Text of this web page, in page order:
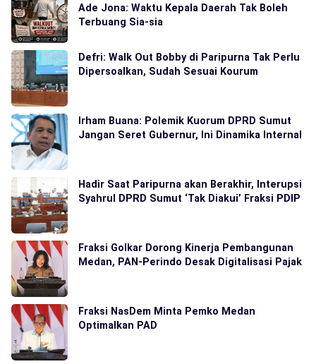
Ade Jona: Waktu Kepala Daerah Tak Boleh
Terbuang Sia-sia
Defri: Walk Out Bobby di Paripurna Tak Perlu
Dipersoalkan, Sudah Sesuai Kourum
Irham Buana: Polemik Kuorum DPRD Sumut
Jangan Seret Gubernur, Ini Dinamika Internal
Hadir Saat Paripurna akan Berakhir, Interupsi
Syahrul DPRD Sumut ‘Tak Diakui’ Fraksi PDIP
Fraksi Golkar Dorong Kinerja Pembangunan
Medan, PAN-Perindo Desak Digitalisasi Pajak
Fraksi NasDem Minta Pemko Medan
Optimalkan PAD